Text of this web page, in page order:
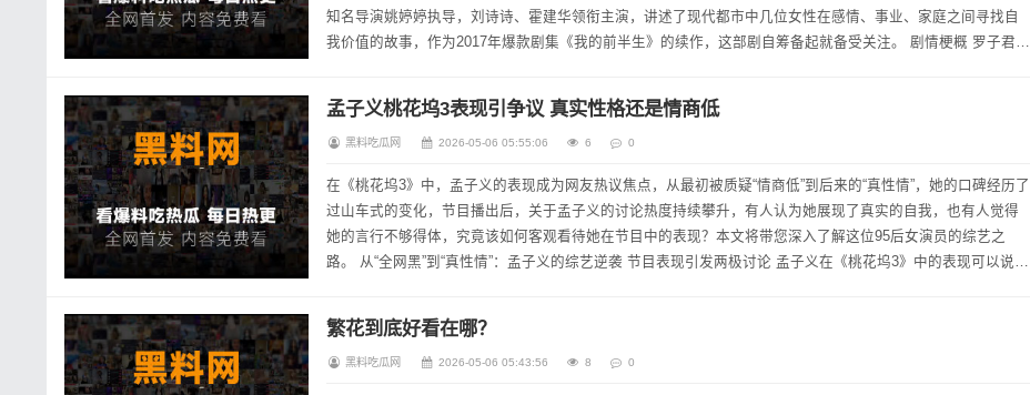
知名导演姚婷婷执导，刘诗诗、霍建华领衔主演，讲述了现代都市中几位女性在感情、事业、家庭之间寻找自
我价值的故事，作为2017年爆款剧集《我的前半生》的续作，这部剧自筹备起就备受关注。 剧情梗概 罗子君在
孟子义桃花坞3表现引争议 真实性格还是情商低
黑料吃瓜网 2026-05-06 05:55:06 6 0
在《桃花坞3》中，孟子义的表现成为网友热议焦点，从最初被质疑“情商低”到后来的“真性情”，她的口碑经历了
过山车式的变化，节目播出后，关于孟子义的讨论热度持续攀升，有人认为她展现了真实的自我，也有人觉得
她的言行不够得体，究竟该如何客观看待她在节目中的表现？本文将带您深入了解这位95后女演员的综艺之
路。 从“全网黑”到“真性情”：孟子义的综艺逆袭 节目表现引发两极讨论 孟子义在《桃花坞3》中的表现可以说是
繁花到底好看在哪？
黑料吃瓜网 2026-05-06 05:43:56 8 0